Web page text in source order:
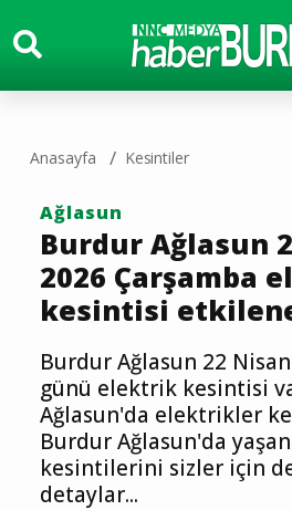
Anasayfa Kesintiler
Ağlasun
Burdur Ağlasun
2026 Çarşamba
kesintisi
Burdur Ağlasun 22
günü elektrik kesintisi
Ağlasun'da elektrikler
Burdur Ağlasun'da
kesintilerini sizler için
detaylar...